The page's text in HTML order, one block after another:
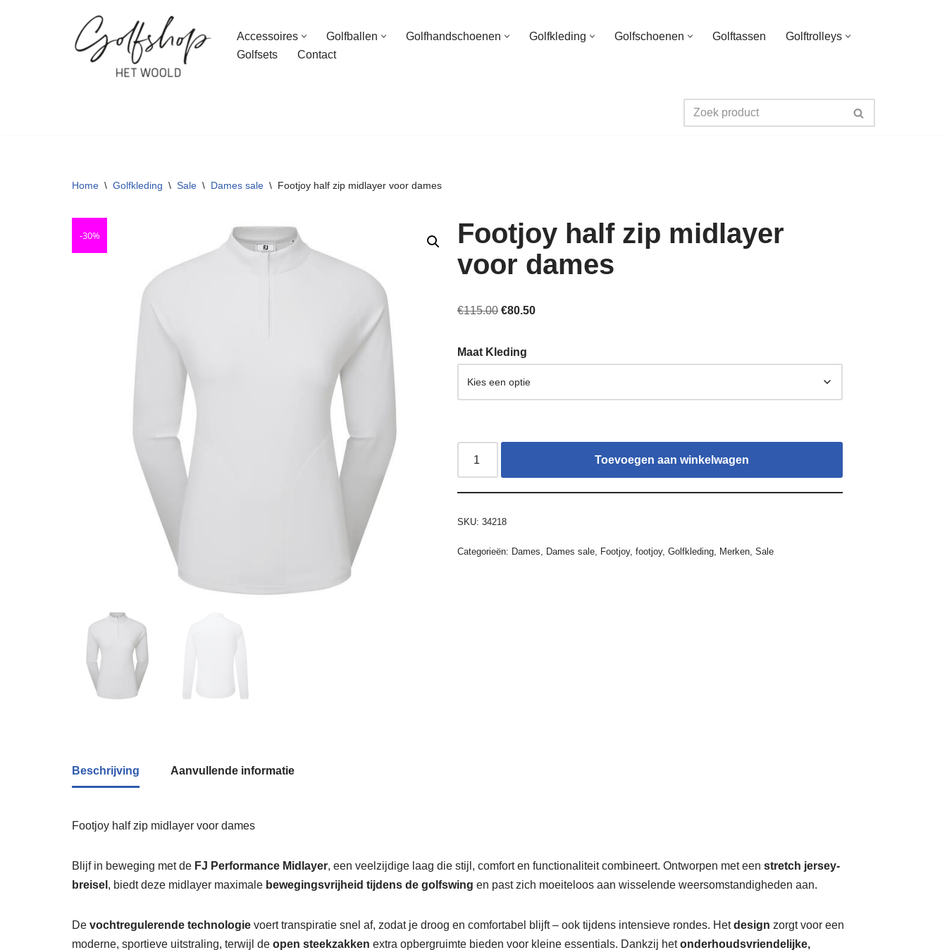
Accessoires Golfballen Golfhandschoenen Golfkleding Golfschoenen Golftassen
Golftrolleys
Golfsets
Contact
Home \ Golfkleding \ Sale \ Dames sale \ Footjoy half zip midlayer voor dames
-30%
Footjoy half zip midlayer
voor dames
€115.00 €80.50
Maat Kleding
Toevoegen aan winkelwagen
SKU:34218
Categorieën: Dames, Dames sale, Footjoy,footjoy,Golfkleding, Merken,Sale
Beschrijving Aanvullende informatie
Footjoy half zip midlayer voor dames
Blijf in beweging met de FJ Performance Midlayer, een veelzijdige laag die stijl, comfort en functionaliteit combineert. Ontworpen met een stretch jersey-
breisel , biedt deze midlayer maximale bewegingsvrijheid tijdens de golfswing en past zich moeiteloos aan wisselende weersomstandigheden aan.
De vochtregulerende technologie voert transpiratie snel af, zodat je droog en comfortabel blijft – ook tijdens intensieve rondes. Hetdesign zorgt voor een
moderne, sportieve uitstraling, terwijl de open steekzakken extra opbergruimte bieden voor kleine essentials. Dankzij hetonderhoudsvriendelijke,